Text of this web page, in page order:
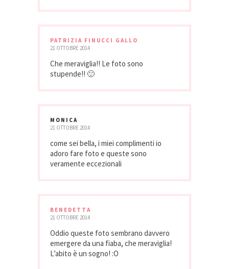
PATRIZIA FINUCCI GALLO
21 OTTOBRE 2014
Che meraviglia!! Le foto sono
stupende!! 🙂
MONICA
21 OTTOBRE 2014
come sei bella, i miei complimenti io
adoro fare foto e queste sono
veramente eccezionali
BENEDETTA
21 OTTOBRE 2014
Oddio queste foto sembrano davvero
emergere da una fiaba, che meraviglia!
L’abito è un sogno! :O